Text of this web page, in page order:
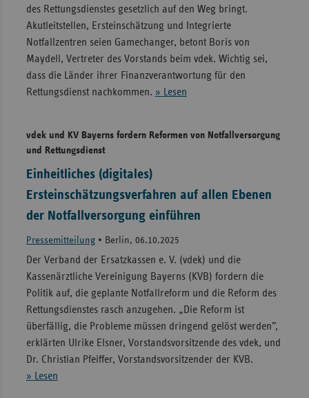
des Rettungsdienstes gesetzlich auf den Weg bringt.
Akutleitstellen, Ersteinschätzung und Integrierte
Notfallzentren seien Gamechanger, betont Boris von
Maydell, Vertreter des Vorstands beim vdek. Wichtig sei,
dass die Länder ihrer Finanzverantwortung für den
Rettungsdienst nachkommen. » Lesen
vdek und KV Bayerns fordern Reformen von Notfallversorgung
und Rettungsdienst
Einheitliches (digitales)
Ersteinschätzungsverfahren auf allen Ebenen
der Notfallversorgung einführen
Pressemitteilung• Berlin, 06.10.2025
Der Verband der Ersatzkassen e. V. (vdek) und die
Kassenärztliche Vereinigung Bayerns (KVB) fordern die
Politik auf, die geplante Notfallreform und die Reform des
Rettungsdienstes rasch anzugehen. „Die Reform ist
überfällig, die Probleme müssen dringend gelöst werden”,
erklärten Ulrike Elsner, Vorstandsvorsitzende des vdek, und
Dr. Christian Pfeiffer, Vorstandsvorsitzender der KVB.
» Lesen